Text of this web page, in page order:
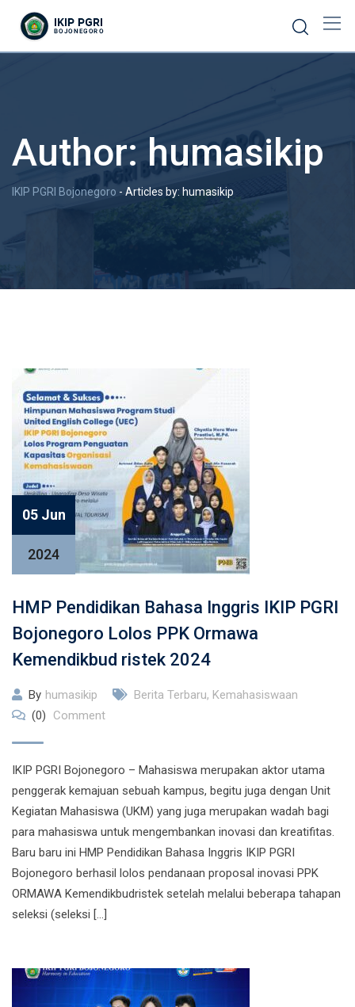
Author:humasikip
IKIP PGRI Bojonegoro - Articles by: humasikip
05 Jun
2024
HMP Pendidikan Bahasa Inggris IKIP PGRI
Bojonegoro Lolos PPK Ormawa
Kemendikbud ristek 2024
By humasikip Berita Terbaru, Kemahasiswaan
(0)
Comment
IKIP PGRI Bojonegoro – Mahasiswa merupakan aktor utama
penggerak kemajuan sebuah kampus, begitu juga dengan Unit
Kegiatan Mahasiswa (UKM) yang juga merupakan wadah bagi
para mahasiswa untuk mengembankan inovasi dan kreatifitas.
Baru baru ini HMP Pendidikan Bahasa Inggris IKIP PGRI
Bojonegoro berhasil lolos pendanaan proposal inovasi PPK
ORMAWA Kemendikbudristek setelah melalui beberapa tahapan
seleksi (seleksi […]